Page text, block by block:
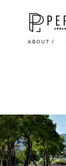
ABOUT /